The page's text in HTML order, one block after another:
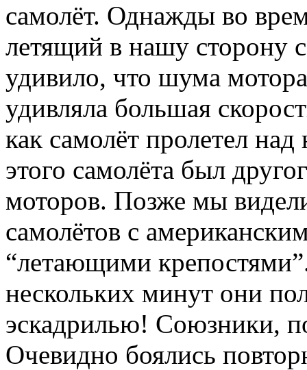
самолёт. Однажды во
летящий в нашу сторону
удивило, что шума
удивляла большая
как самолёт пролетел
этого самолёта был
моторов. Позже мы
самолётов с
“летающими
нескольких минут они
эскадрилью! Союзники,
Очевидно боялись